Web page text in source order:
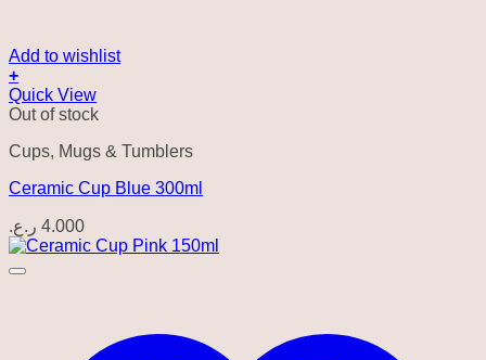
Add to wishlist
+
Quick View
Out of stock
Cups, Mugs & Tumblers
Ceramic Cup Blue 300ml
4.000 ر.ع.